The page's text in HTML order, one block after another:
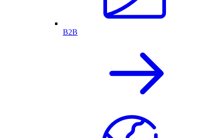
B2B